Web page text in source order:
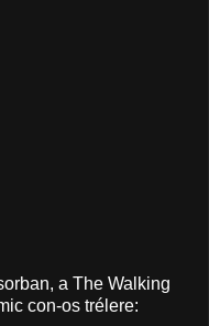
a The Walking
con-os trélere: